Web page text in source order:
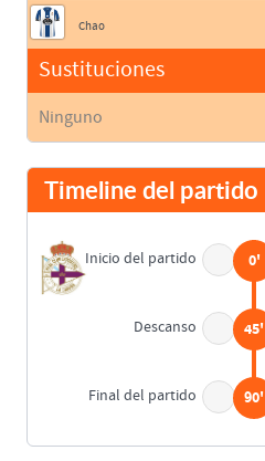
Chao
Sustituciones
Ninguno
Timeline del partido
Inicio del partido 0'
Descanso 45'
Final del partido 90'